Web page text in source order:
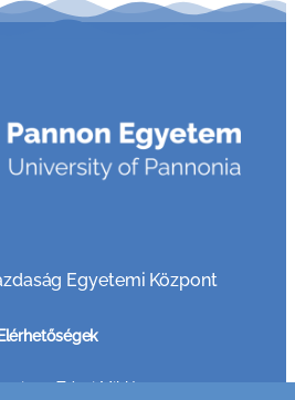
Egyetemi Központ
Elérhetőségek
Zrínyi Miklós u. 18